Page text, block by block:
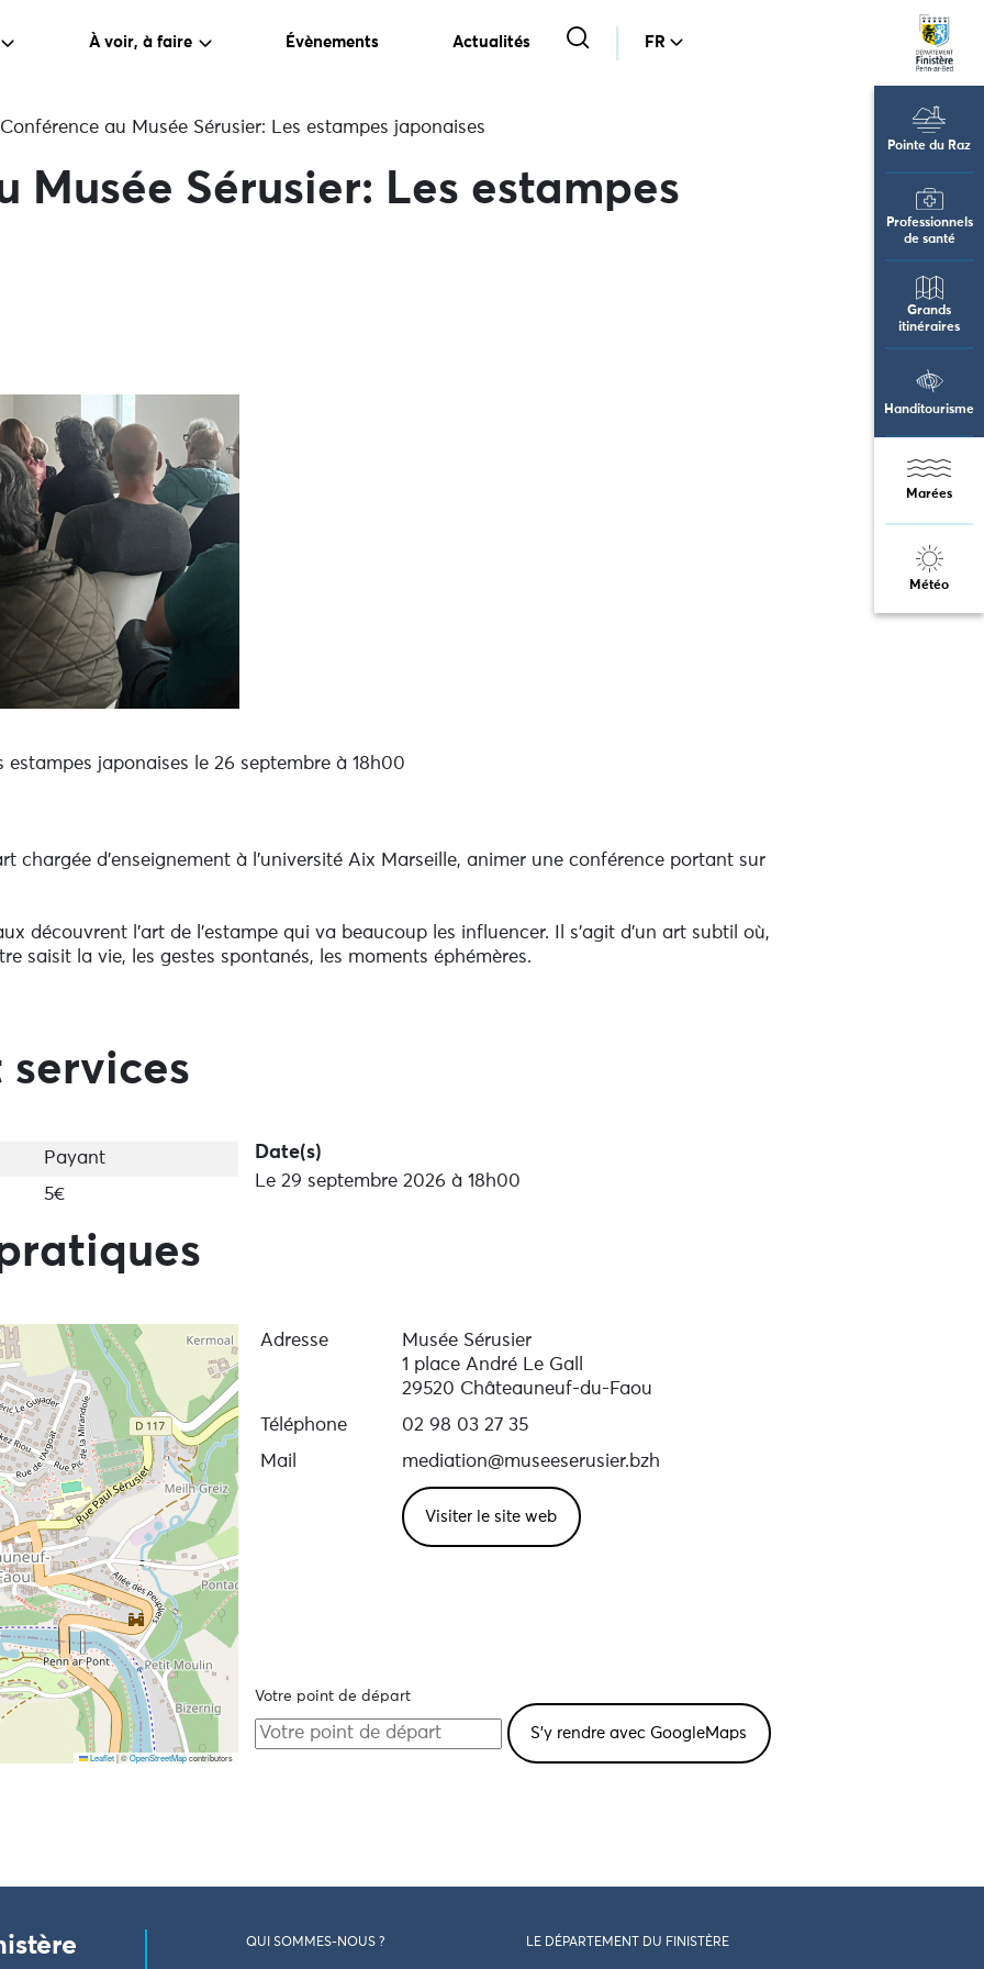
À voir, à faire Évènements Actualités FR
Pointe du Raz
Professionnels
de santé
Grands
itinéraires
Handitourisme
Marées
Météo
Conférence au Musée Sérusier: Les estampes japonaises
Musée Sérusier: Les estampes
estampes japonaises le 26 septembre à 18h00
chargée d'enseignement à l'université Aix Marseille, animer une conférence portant sur
découvrent l’art de l’estampe qui va beaucoup les influencer. Il s’agit d’un art subtil où,
saisit la vie, les gestes spontanés, les moments éphémères.
japonais alors fermé au monde occidental. En 1855, commence l’ère Meiji, et l’Empire
et à la culture occidentale. Parmi ces estampes, le type ukio-e né de l’art populaire, est
gravure utilisée pour la réalisation de ces estampes, la conférencière vous emmènera
Payant
5€
Date(s)
Le 29 septembre 2026 à 18h00
Leaflet |©OpenStreetMapcontributors
Adresse
Musée Sérusier
1 place André Le Gall
29520 Châteauneuf-du-Faou
Téléphone
02 98 03 27 35
Mail
mediation@museeserusier.bzh
Visiter le site web
Votre point de départ
QUI SOMMES-NOUS ? LE DÉPARTEMENT DU FINISTÈRE